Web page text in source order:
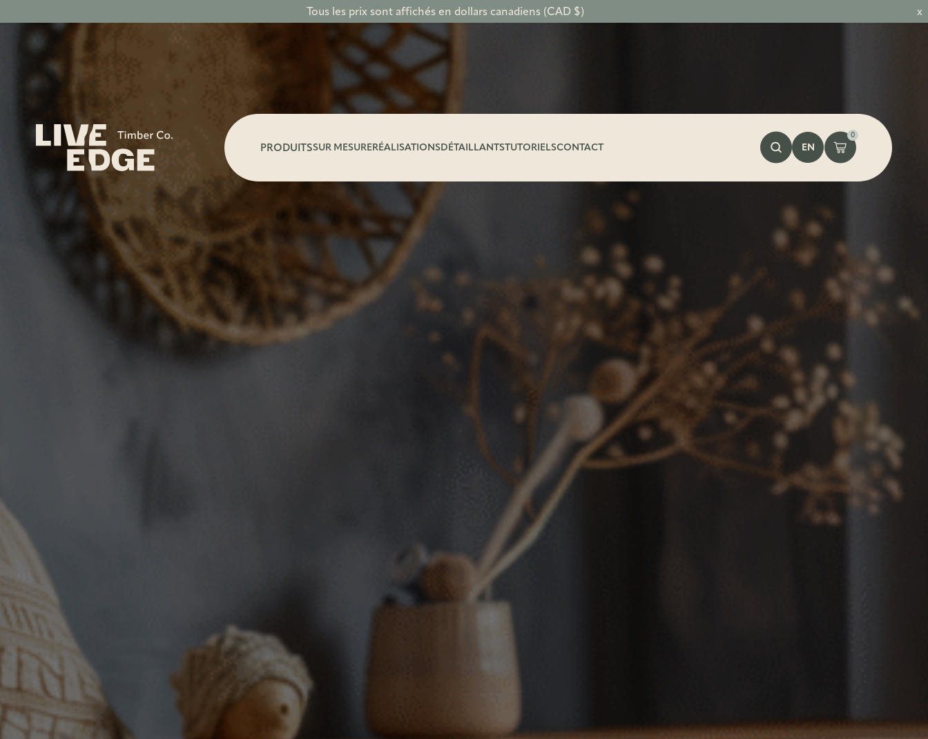
Tous les prix sont affichés en dollars canadiens (CAD $) x
PRODUITSSUR MESURERÉALISATIONSDÉTAILLANTSTUTORIELSCONTACT EN
0